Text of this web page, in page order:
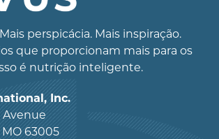
perspicácia. Mais inspiração.
que proporcionam mais para os
é nutrição inteligente.
Inc.
Avenue
63005